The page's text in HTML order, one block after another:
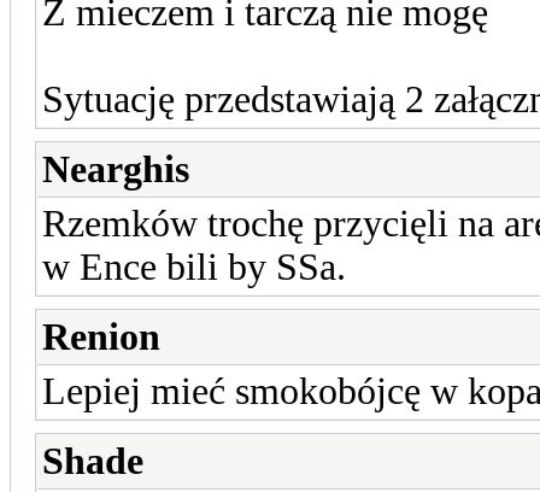
Z mieczem i tarczą nie mogę
Sytuację przedstawiają 2
Nearghis
Rzemków trochę przycięli na
w Ence bili by SSa.
Renion
Lepiej mieć smokobójcę w
Shade